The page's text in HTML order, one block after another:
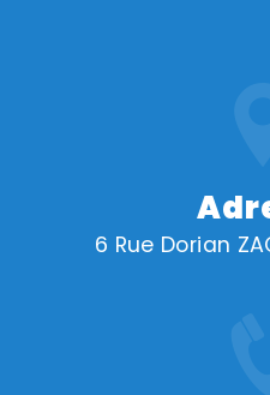
6 Rue Dorian